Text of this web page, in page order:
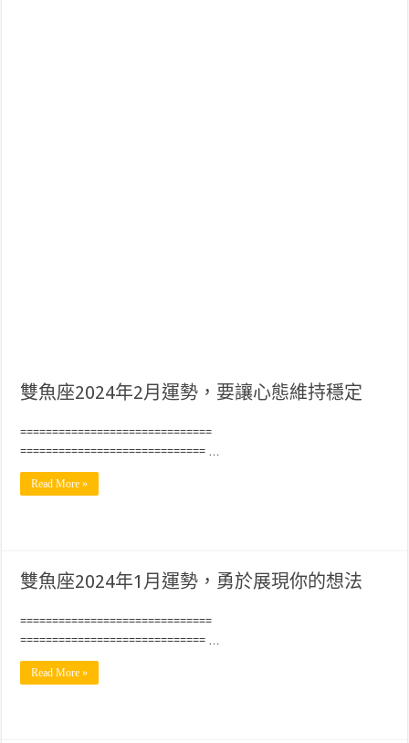
雙魚座2024年2月運勢，要讓心態維持穩定
==============================
============================= …
Read More »
雙魚座2024年1月運勢，勇於展現你的想法
==============================
============================= …
Read More »